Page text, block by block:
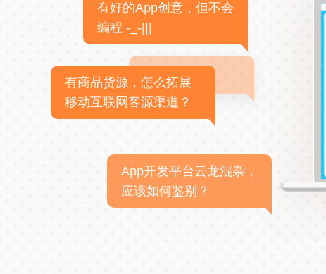
有好的App创意，但不会
编程 -_-|||
有商品货源，怎么拓展
移动互联网客源渠道？
App开发平台云龙混杂，
应该如何鉴别？